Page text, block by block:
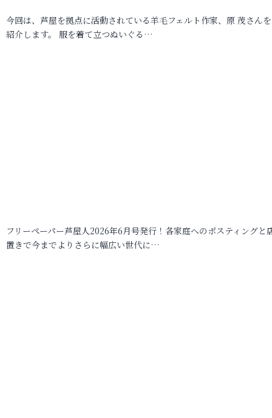
今回は、芦屋を拠点に活動されている羊毛フェルト作家、原 茂さん
紹介します。 服を着て立つぬいぐる…
フリーペーパー芦屋人2026年6月号発行！各家庭へのポスティングと
置きで今までよりさらに幅広い世代に…